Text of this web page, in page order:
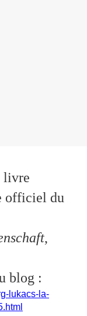
livre
officiel du
,
blog :
lukacs-la-